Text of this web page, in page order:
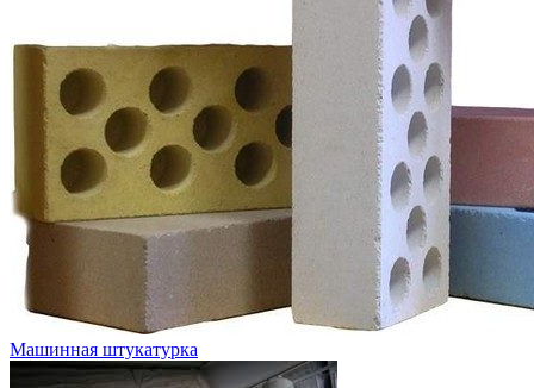
Машинная штукатурка